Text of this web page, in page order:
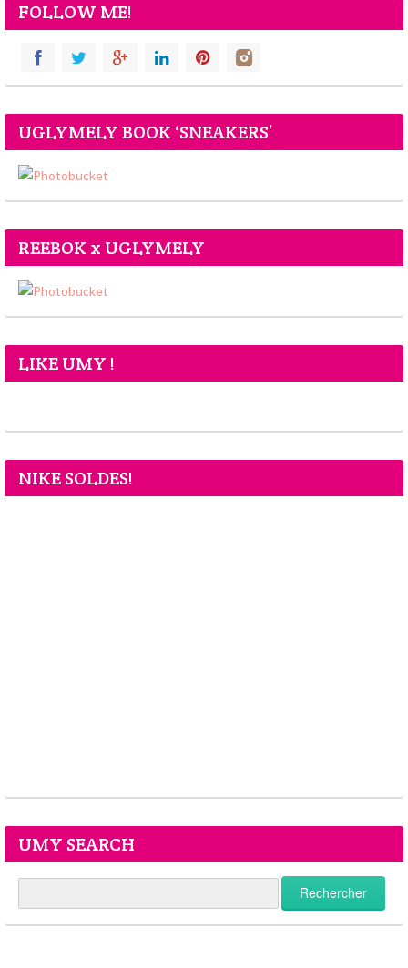
FOLLOW ME!
UGLYMELY BOOK ‘SNEAKERS’
REEBOK x UGLYMELY
LIKE UMY !
NIKE SOLDES!
UMY SEARCH